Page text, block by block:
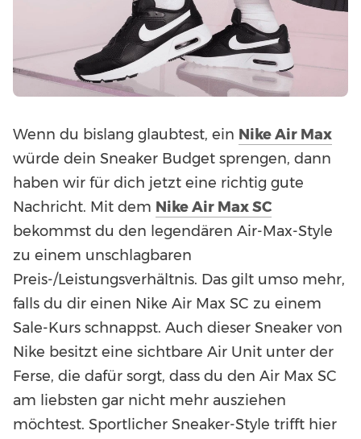
Wenn du bislang glaubtest, ein Nike Air Max
würde dein Sneaker Budget sprengen, dann
haben wir für dich jetzt eine richtig gute
Nachricht. Mit dem Nike Air Max SC
bekommst du den legendären Air-Max-Style
zu einem unschlagbaren
Preis-/Leistungsverhältnis. Das gilt umso mehr,
falls du dir einen Nike Air Max SC zu einem
Sale-Kurs schnappst. Auch dieser Sneaker von
Nike besitzt eine sichtbare Air Unit unter der
Ferse, die dafür sorgt, dass du den Air Max SC
am liebsten gar nicht mehr ausziehen
möchtest. Sportlicher Sneaker-Style trifft hier